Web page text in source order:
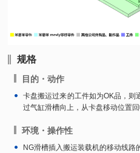
规格
目的・动作
卡盘搬运过来的工件如为OK品，则
过气缸滑槽向上，从卡盘移动位置回
环境・操作性
NG滑槽插入搬运装载机的移动线路